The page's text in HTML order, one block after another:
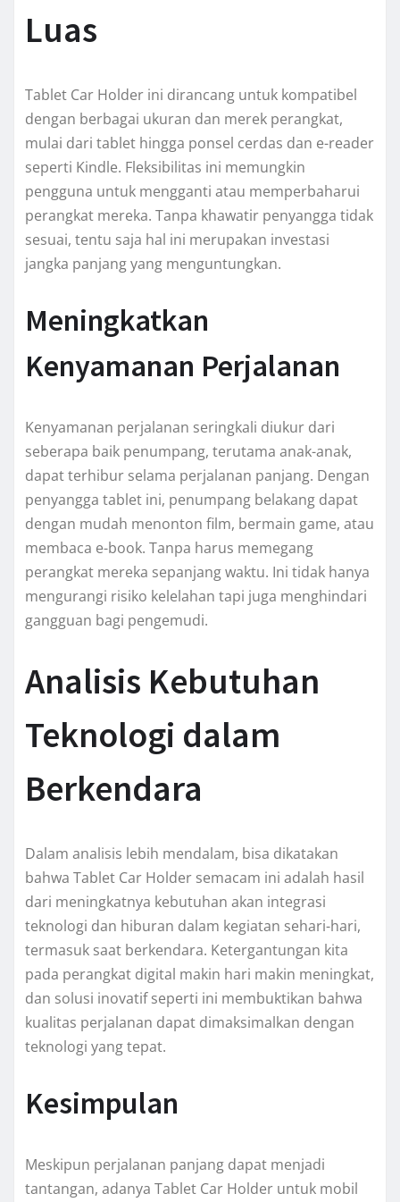
Luas
Tablet Car Holder ini dirancang untuk kompatibel
dengan berbagai ukuran dan merek perangkat,
mulai dari tablet hingga ponsel cerdas dan e-reader
seperti Kindle. Fleksibilitas ini memungkin
pengguna untuk mengganti atau memperbaharui
perangkat mereka. Tanpa khawatir penyangga tidak
sesuai, tentu saja hal ini merupakan investasi
jangka panjang yang menguntungkan.
Meningkatkan
Kenyamanan Perjalanan
Kenyamanan perjalanan seringkali diukur dari
seberapa baik penumpang, terutama anak-anak,
dapat terhibur selama perjalanan panjang. Dengan
penyangga tablet ini, penumpang belakang dapat
dengan mudah menonton film, bermain game, atau
membaca e-book. Tanpa harus memegang
perangkat mereka sepanjang waktu. Ini tidak hanya
mengurangi risiko kelelahan tapi juga menghindari
gangguan bagi pengemudi.
Analisis Kebutuhan
Teknologi dalam
Berkendara
Dalam analisis lebih mendalam, bisa dikatakan
bahwa Tablet Car Holder semacam ini adalah hasil
dari meningkatnya kebutuhan akan integrasi
teknologi dan hiburan dalam kegiatan sehari-hari,
termasuk saat berkendara. Ketergantungan kita
pada perangkat digital makin hari makin meningkat,
dan solusi inovatif seperti ini membuktikan bahwa
kualitas perjalanan dapat dimaksimalkan dengan
teknologi yang tepat.
Kesimpulan
Meskipun perjalanan panjang dapat menjadi
tantangan, adanya Tablet Car Holder untuk mobil